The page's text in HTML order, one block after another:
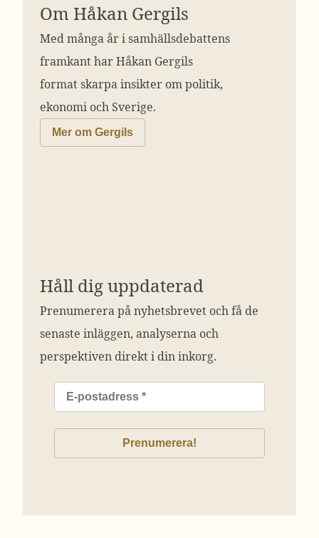
Om Håkan Gergils
Med många år i samhällsdebattens
framkant har Håkan Gergils
format skarpa insikter om politik,
ekonomi och Sverige.
Mer om Gergils
Håll dig uppdaterad
Prenumerera på nyhetsbrevet och få de
senaste inläggen, analyserna och
perspektiven direkt i din inkorg.